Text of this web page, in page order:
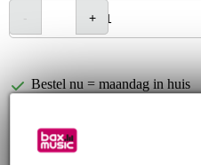
Bestel nu = maandag in huis
3 jaar Bax Music garantie